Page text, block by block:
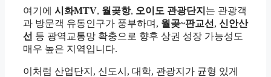
여기에 시화MTV, 월곶항, 오이도 관광단지 는 관광객
과 방문객 유동인구가 풍부하며, 월곶~판교선 , 신안산
선 등 광역교통망 확충으로 향후 상권 성장 가능성도
매우 높은 지역입니다.
이처럼 산업단지, 신도시, 대학, 관광지가 균형 있게